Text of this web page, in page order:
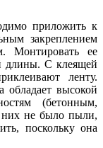
приложить к
закреплением
Монтировать ее
длины. С клеящей
ленту.
обладает высокой
(бетонным,
них не было пыли,
поскольку она